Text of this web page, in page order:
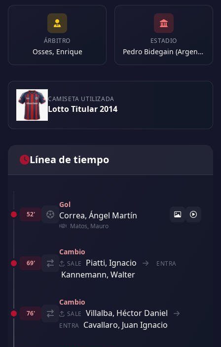
ÁRBITRO
Osses, Enrique
ESTADIO
Pedro Bidegain (Argentina)
CAMISETA UTILIZADA
Lotto Titular 2014
Línea de tiempo
52'
Gol
Correa, Ángel Martín
Matos, Mauro
69'
Cambio
SALE Piatti, Ignacio ENTRA
Kannemann, Walter
76'
Cambio
SALE Villalba, Héctor Daniel
ENTRA Cavallaro, Juan Ignacio